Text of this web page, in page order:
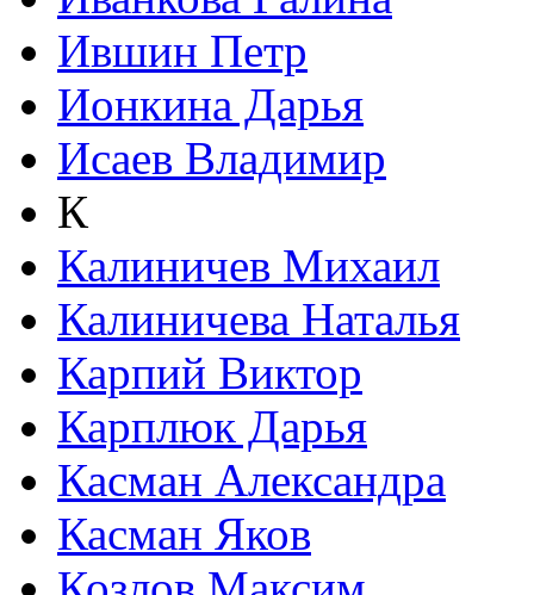
Ившин Петр
Ионкина Дарья
Исаев Владимир
К
Калиничев Михаил
Калиничева Наталья
Карпий Виктор
Карплюк Дарья
Касман Александра
Касман Яков